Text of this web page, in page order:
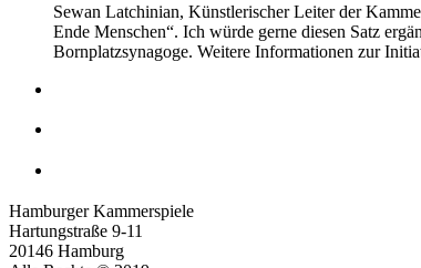
Sewan Latchinian, Künstlerischer Leiter der
Ende Menschen“. Ich würde gerne diesen Satz
Bornplatzsynagoge. Weitere Informationen zur
Hamburger Kammerspiele
Hartungstraße 9-11
20146 Hamburg